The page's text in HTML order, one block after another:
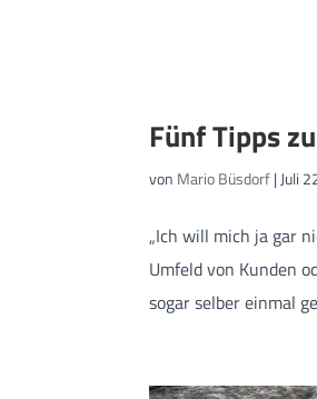
Fünf Tipps
von Mario Büsdorf|Juli
„Ich will mich ja gar
Umfeld von Kunden
sogar selber einmal